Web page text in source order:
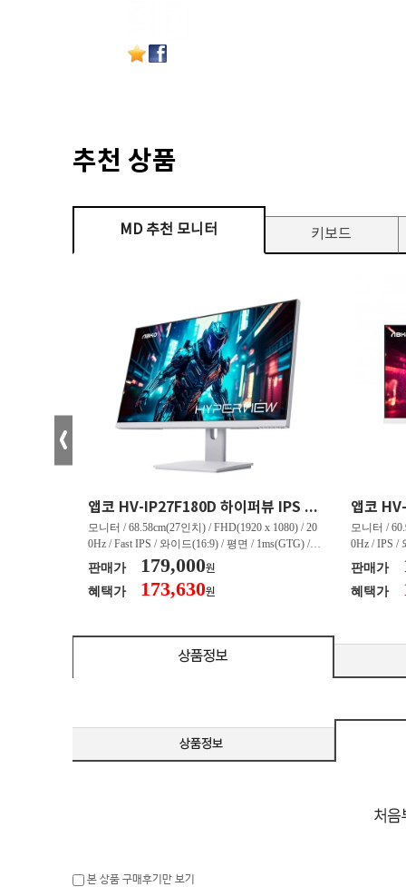
추천 상품
MD 추천 모니터 키보드
앱코 HV-IP27F180D 하이퍼뷰 IPS FHD 200 HDR 무결점
모니터 / 68.58cm(27인치) / FHD(1920 x 1080) / 20
0Hz / Fast IPS / 와이드(16:9) / 평면 / 1ms(GTG) / 3
50nit / 1,000:1 / 헤드폰 아웃 / LED 조명 / 틸트(상
하) / 6kg / [색상영역] / sRGB:128% / Adobe RGB:8
5% / DCI-P3:91% / NTSC:90% / [게임특화] / 조준
판매가 179,000원
혜택가 173,630원
모니터 /
0Hz / IPS /
50nit /
하) / 4.9kg
80% / DCI-
판매가
혜택가
본 상품 구매후기만 보기